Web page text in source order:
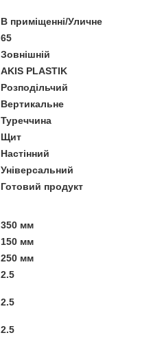
В приміщенні/Уличне
65
Зовнішній
AKIS PLASTIK
Розподільчий
Вертикальне
Туреччина
Щит
Настінний
Універсальний
Готовий продукт
350 мм
150 мм
250 мм
2.5
2.5
2.5